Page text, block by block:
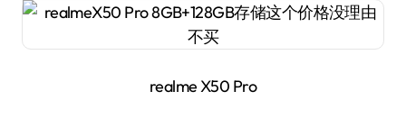
realme X50 Pro